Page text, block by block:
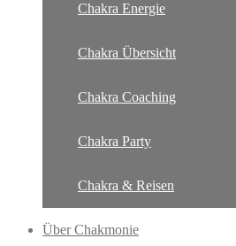
Chakra Energie
Chakra Übersicht
Chakra Coaching
Chakra Party
Chakra & Reisen
Über Chakmonie